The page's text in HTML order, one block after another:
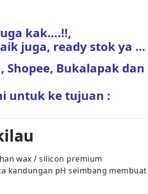
kak….!!,
juga, ready stok ya …
Shopee, Bukalapak dan
untuk ke tujuan :
wax / silicon premium
kandungan pH seimbang membuat